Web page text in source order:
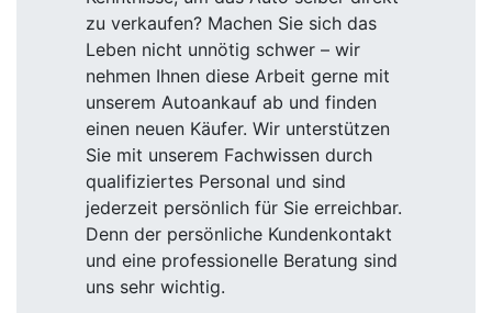
zu verkaufen? Machen Sie sich das
Leben nicht unnötig schwer – wir
nehmen Ihnen diese Arbeit gerne mit
unserem Autoankauf ab und finden
einen neuen Käufer. Wir unterstützen
Sie mit unserem Fachwissen durch
qualifiziertes Personal und sind
jederzeit persönlich für Sie erreichbar.
Denn der persönliche Kundenkontakt
und eine professionelle Beratung sind
uns sehr wichtig.